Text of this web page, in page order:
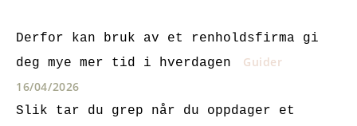
Derfor kan bruk av et renholdsfirma gi
deg mye mer tid i hverdagen
Guider
16/04/2026
Slik tar du grep når du oppdager et